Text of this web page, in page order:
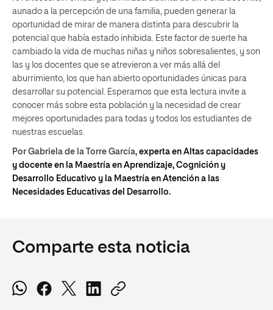
aunado a la percepción de una familia, pueden generar la
oportunidad de mirar de manera distinta para descubrir la
potencial que había estado inhibida. Este factor de suerte ha
cambiado la vida de muchas niñas y niños sobresalientes, y son
las y los docentes que se atrevieron a ver más allá del
aburrimiento, los que han abierto oportunidades únicas para
desarrollar su potencial. Esperamos que esta lectura invite a
conocer más sobre esta población y la necesidad de crear
mejores oportunidades para todas y todos los estudiantes de
nuestras escuelas.
Por Gabriela de la Torre García, experta en Altas capacidades
y docente en la Maestría en Aprendizaje, Cognición y
Desarrollo Educativo y la Maestría en Atención a las
Necesidades Educativas del Desarrollo.
Comparte esta noticia